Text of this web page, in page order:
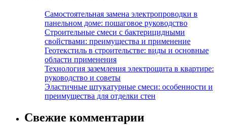
Самостоятельная замена электропроводки в
панельном доме: пошаговое руководство
Строительные смеси с бактерицидными
свойствами: преимущества и применение
Геотекстиль в строительстве: виды и основные
области применения
Технология заземления электрощита в квартире:
руководство и советы
Эластичные штукатурные смеси: особенности и
преимущества для отделки стен
Свежие комментарии